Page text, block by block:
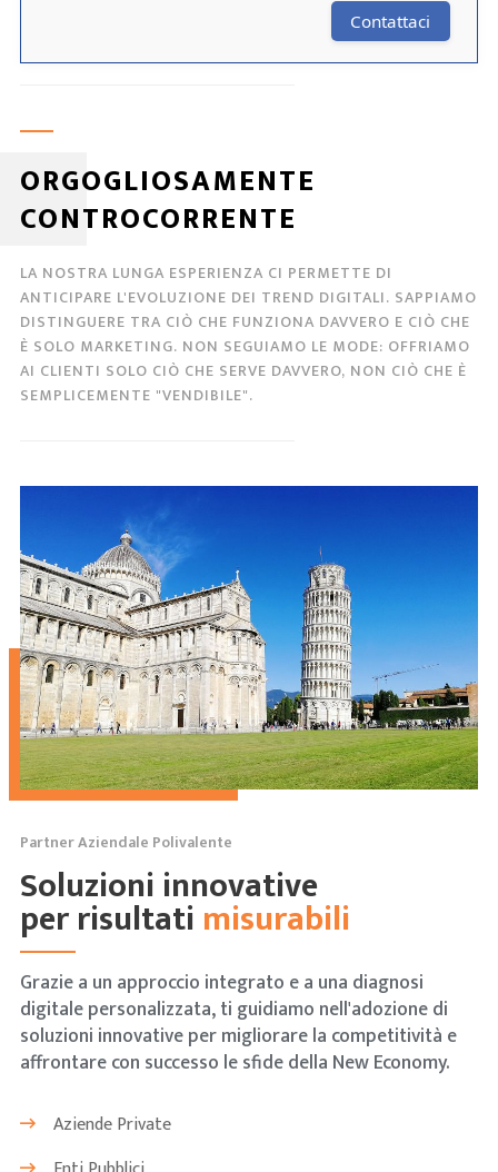
Contattaci
ORGOGLIOSAMENTE
CONTROCORRENTE
LA NOSTRA LUNGA ESPERIENZA CI PERMETTE DI
ANTICIPARE L'EVOLUZIONE DEI TREND DIGITALI. SAPPIAMO
DISTINGUERE TRA CIÒ CHE FUNZIONA DAVVERO E CIÒ CHE
È SOLO MARKETING. NON SEGUIAMO LE MODE: OFFRIAMO
AI CLIENTI SOLO CIÒ CHE SERVE DAVVERO, NON CIÒ CHE È
SEMPLICEMENTE "VENDIBILE".
Partner Aziendale Polivalente
Soluzioni innovative
per risultati misurabili
Grazie a un approccio integrato e a una diagnosi
digitale personalizzata, ti guidiamo nell'adozione di
soluzioni innovative per migliorare la competitività e
affrontare con successo le sfide della New Economy.
Aziende Private